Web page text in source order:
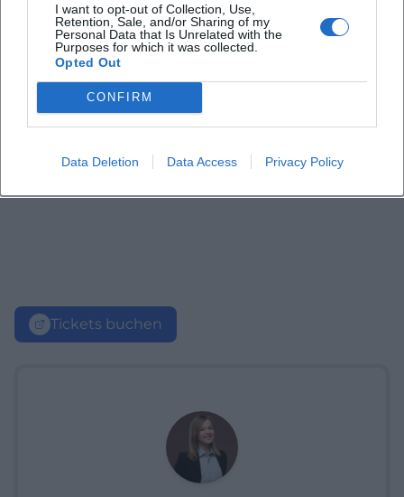
I want to opt-out of Collection, Use,
Retention, Sale, and/or Sharing of my
Personal Data that Is Unrelated with the
Purposes for which it was collected.
Opted Out
CONFIRM
Data Deletion Data Access Privacy Policy
Tickets buchen